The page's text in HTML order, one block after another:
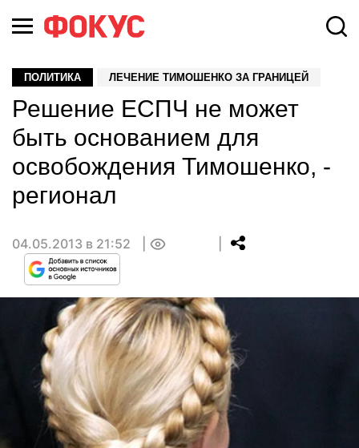
ПОЛИТИКА ЛЕЧЕНИЕ ТИМОШЕНКО ЗА ГРАНИЦЕЙ
Решение ЕСПЧ не может
быть основанием для
освобождения Тимошенко, -
регионал
04.05.2013 в 21:52